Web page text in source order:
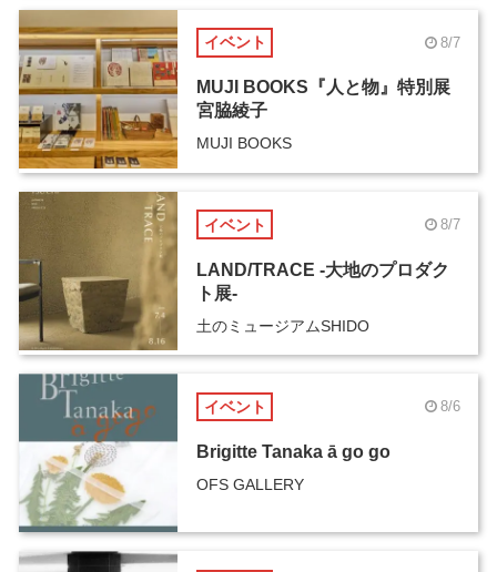
イベント 8/7
MUJI BOOKS『人と物』特別展
宮脇綾子
MUJI BOOKS
イベント 8/7
LAND/TRACE -大地のプロダク
ト展-
土のミュージアムSHIDO
イベント 8/6
Brigitte Tanaka ā go go
OFS GALLERY